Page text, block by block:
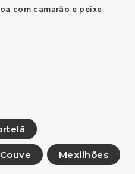
com camarão e peixe
Couve Mexilhões